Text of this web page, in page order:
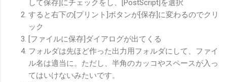
して保存]にチェックをし、[PostScript]を選択
すると右下の[プリント]ボタンが[保存]に変わるのでクリ
ック
[ファイルに保存]ダイアログが出てくる
フォルダは先ほど作った出力用フォルダにして、ファイ
ル名は適当に。ただし、半角のカッコやスペースが入っ
てはいけないみたいです。